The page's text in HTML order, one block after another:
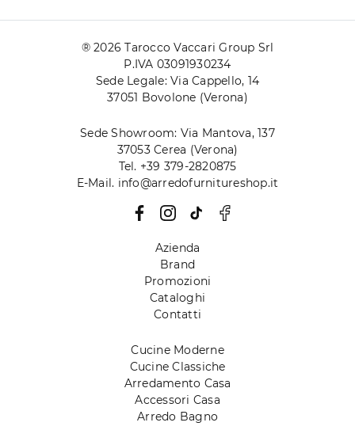
® 2026 Tarocco Vaccari Group Srl
P.IVA 03091930234
Sede Legale: Via Cappello, 14
37051 Bovolone (Verona)
Sede Showroom: Via Mantova, 137
37053 Cerea (Verona)
Tel. +39 379-2820875
E-Mail. info@arredofurnitureshop.it
Azienda
Brand
Promozioni
Cataloghi
Contatti
Cucine Moderne
Cucine Classiche
Arredamento Casa
Accessori Casa
Arredo Bagno